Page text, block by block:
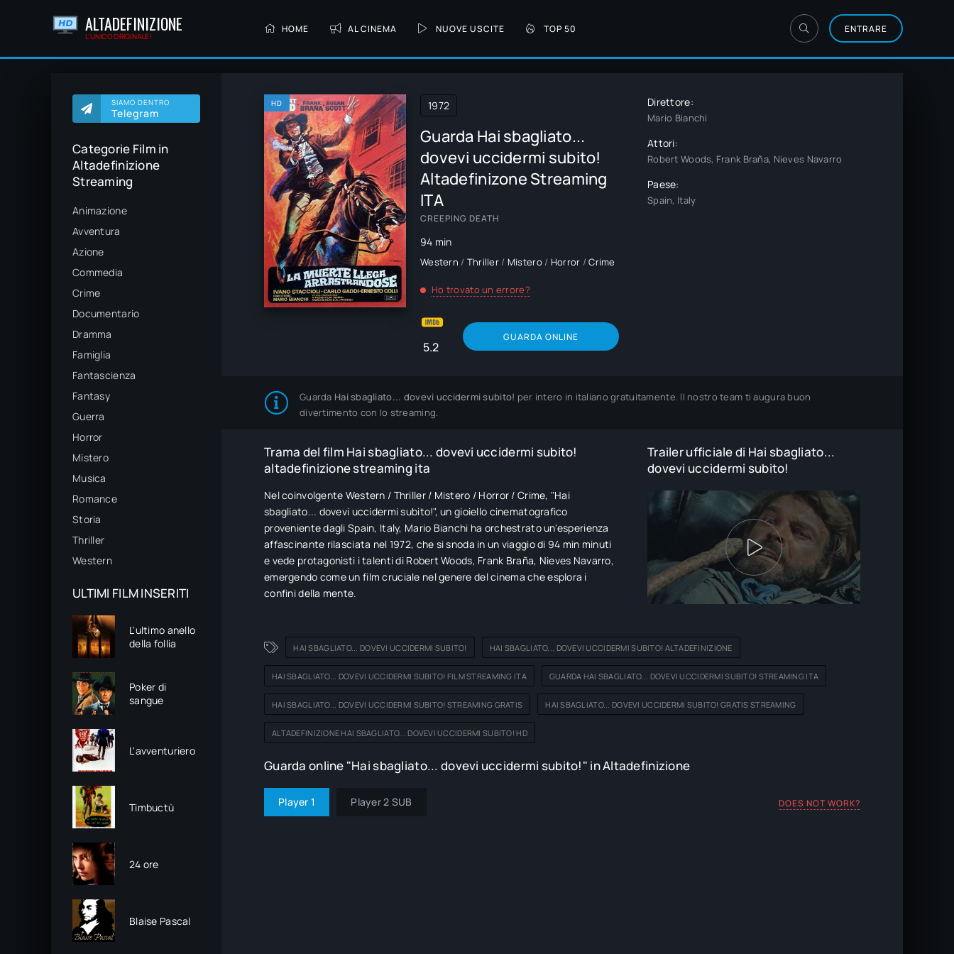
ALTADEFINIZIONE
L'UNICO ORIGINALE!
HOME AL CINEMA NUOVE USCITE TOP 50 ENTRARE
SIAMO DENTRO
Telegram
Categorie Film in
Altadefinizione
Streaming
Animazione
Avventura
Azione
Commedia
Crime
Documentario
Dramma
Famiglia
Fantascienza
Fantasy
Guerra
Horror
Mistero
Musica
Romance
Storia
Thriller
Western
ULTIMI FILM INSERITI
L'ultimo anello
della follia
Poker di
sangue
L'avventuriero
Timbuctù
24 ore
Blaise Pascal
HD
Guarda Hai sbagliato...
dovevi uccidermi subito!
Altadefinizone Streaming
ITA
CREEPING DEATH
94 min
Western / Thriller / Mistero/ Horror /Crime
1972
Ho trovato un errore?
5.2
GUARDA ONLINE
Direttore:
Mario Bianchi
Attori:
Robert Woods, Frank Braña, Nieves Navarro
Paese:
Spain, Italy
Guarda Hai sbagliato... dovevi uccidermi subito! per intero in italiano gratuitamente. Il nostro team ti augura buon
divertimento con lo streaming.
Trama del film Hai sbagliato... dovevi uccidermi subito!
altadefinizione streaming ita
Nel coinvolgente Western / Thriller / Mistero / Horror / Crime, "Hai
sbagliato... dovevi uccidermi subito!", un gioiello cinematografico
proveniente dagli Spain, Italy, Mario Bianchi ha orchestrato un'esperienza
affascinante rilasciata nel 1972, che si snoda in un viaggio di 94 min minuti
e vede protagonisti i talenti di Robert Woods, Frank Braña, Nieves Navarro,
emergendo come un film cruciale nel genere del cinema che esplora i
confini della mente.
Trailer ufficiale di Hai sbagliato...
dovevi uccidermi subito!
HAI SBAGLIATO... DOVEVI UCCIDERMI SUBITO! HAI SBAGLIATO... DOVEVI UCCIDERMI SUBITO! ALTADEFINIZIONE
HAI SBAGLIATO... DOVEVI UCCIDERMI SUBITO! FILM STREAMING ITA GUARDA HAI SBAGLIATO... DOVEVI UCCIDERMI SUBITO! STREAMING ITA
HAI SBAGLIATO... DOVEVI UCCIDERMI SUBITO! STREAMING GRATIS HAI SBAGLIATO... DOVEVI UCCIDERMI SUBITO! GRATIS STREAMING
ALTADEFINIZIONE HAI SBAGLIATO... DOVEVI UCCIDERMI SUBITO! HD
Guarda online "Hai sbagliato... dovevi uccidermi subito!" in Altadefinizione
Player 1 Player 2 SUB DOES NOT WORK?